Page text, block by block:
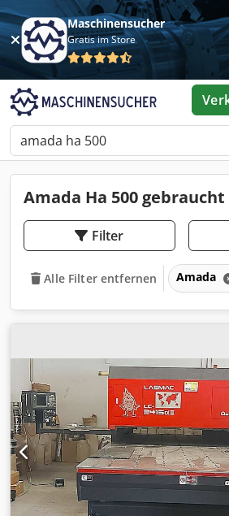
Maschinensucher
Gratis im Store
Amada Ha 500
Filter
Alle Filter entfernen Amada